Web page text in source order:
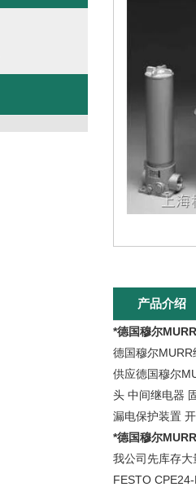
产品介绍
*德国穆尔
德国穆尔
供应德国穆尔
头 中间继电器
漏电保护装置
*德国穆尔
我公司先库存
FESTO